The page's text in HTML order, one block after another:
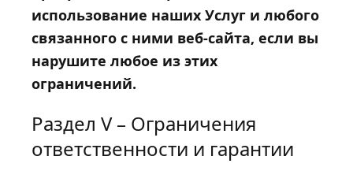
использование наших Услуг и любого
связанного с ними веб-сайта, если вы
нарушите любое из этих
ограничений.
Раздел V – Ограничения
ответственности и гарантии